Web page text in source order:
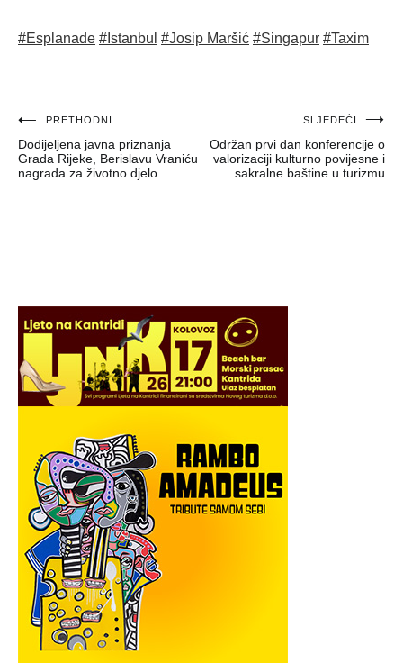
#Esplanade #Istanbul #Josip Maršić #Singapur #Taxim
Navigacija
objava
PRETHODNI
Dodijeljena javna priznanja
Grada Rijeke, Berislavu Vraniću
nagrada za životno djelo
SLJEDEĆI
Održan prvi dan konferencije o
valorizaciji kulturno povijesne i
sakralne baštine u turizmu